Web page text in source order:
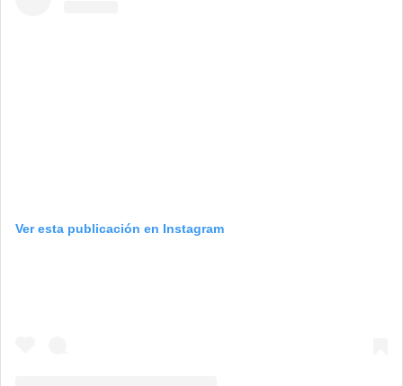
Ver esta publicación en Instagram